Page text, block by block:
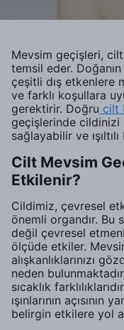
Mevsim geçişleri,
temsil eder.
çeşitli dış etkenlere
ve farklı koşullara
gerektirir. Doğru cilt
geçişlerinde cildinizi
sağlayabilir ve
Cilt Mevsim
Etkilenir?
Cildimiz, çevresel
önemli organdır. Bu
değil çevresel
ölçüde etkiler.
alışkanlıklarınızı
neden
sıcaklık
ışınlarının
belirgin etkilere yol